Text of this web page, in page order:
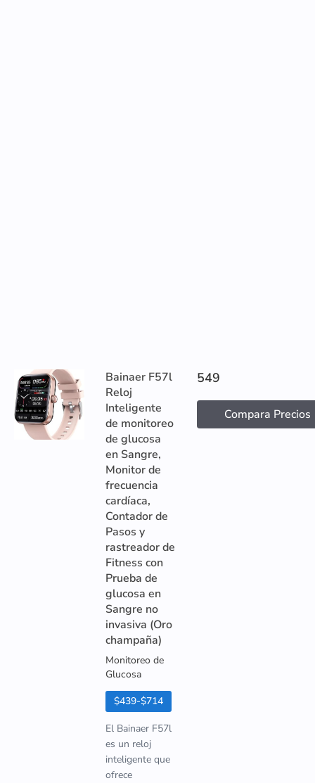
Bainaer F57l
Reloj
Inteligente
de monitoreo
de glucosa
en Sangre,
Monitor de
frecuencia
cardíaca,
Contador de
Pasos y
rastreador de
Fitness con
Prueba de
glucosa en
Sangre no
invasiva (Oro
champaña)
Monitoreo de
Glucosa
$439-$714
El Bainaer F57l
es un reloj
inteligente que
ofrece
549
Compara Precios